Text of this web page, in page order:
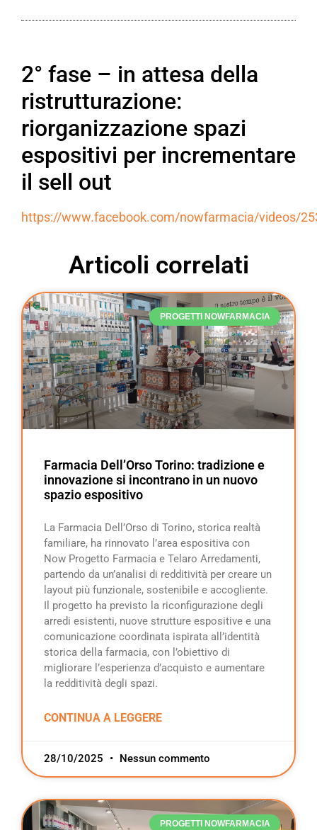
2° fase – in attesa della
ristrutturazione:
riorganizzazione spazi
espositivi per incrementare
il sell out
https://www.facebook.com/nowfarmacia/videos/
Articoli correlati
PROGETTI NOWFARMACIA
Farmacia Dell’Orso Torino: tradizione e
innovazione si incontrano in un nuovo
spazio espositivo
La Farmacia Dell’Orso di Torino, storica realtà
familiare, ha rinnovato l’area espositiva con
Now Progetto Farmacia e Telaro Arredamenti,
partendo da un’analisi di redditività per creare un
layout più funzionale, sostenibile e accogliente.
Il progetto ha previsto la riconfigurazione degli
arredi esistenti, nuove strutture espositive e una
comunicazione coordinata ispirata all’identità
storica della farmacia, con l’obiettivo di
migliorare l’esperienza d’acquisto e aumentare
la redditività degli spazi.
CONTINUA A LEGGERE
28/10/2025 Nessun commento
PROGETTI NOWFARMACIA